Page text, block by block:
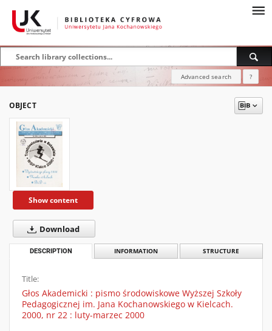
Advanced search ?
OBJECT
Show content
Download
DESCRIPTION INFORMATION STRUCTURE
Title:
Głos Akademicki : pismo środowiskowe Wyższej Szkoły
Pedagogicznej im. Jana Kochanowskiego w Kielcach.
2000, nr 22 : luty-marzec 2000